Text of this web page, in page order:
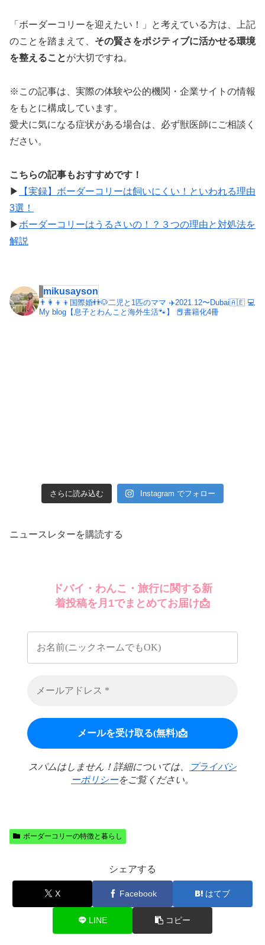
「ボーダーコリーを迎えたい！」と考えている方は、上記
のことを踏まえて、 その賢さをポジティブに活かせる環境
を整えることが大切ですね。
※この記事は、実際の体験や公的機関・企業サイトの情報
をもとに構成しています。
愛犬に気になる症状がある場合は、必ず獣医師にご相談く
ださい。
こちらの記事もおすすめです！
▶︎
【実録】ボーダーコリーは飼いにくい！といわれる理由
3選！
▶︎ ボーダーコリーはうるさいの！？３つの理由と対処法を
解説
mikusayson
👨‍👩‍👦‍👦国際婚👬🐶二児と1匹のママ ✈️2021.12〜Dubai🇦🇪 💻
My blog【息子とわんこと海外生活🐾】
📕書籍化4冊
さらに読み込む Instagram でフォロー
ニュースレターを購読する
ドバイ・わんこ・旅行に関する新
着投稿を月1でまとめてお届け📩
スパムはしません！詳細については、
プライバシ
ーポリシーをご覧ください。
ボーダーコリーの特徴と暮らし
シェアする
X Facebook はてブ
LINE コピー